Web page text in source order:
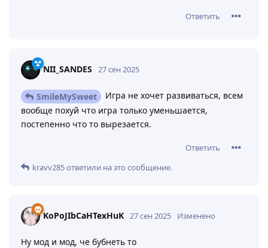
Ответить
NII_SANDES 27 сен 2025
SmileMySweet
Игра не хочет развиваться, всем
вообще похуй что игра только уменьшается,
постепенно что то вырезается.
Ответить
kravv285ответили на это сообщение.
KoPoJIbCaHTexHuK 27 сен 2025 Изменено
Ну мод и мод, че бубнеть то